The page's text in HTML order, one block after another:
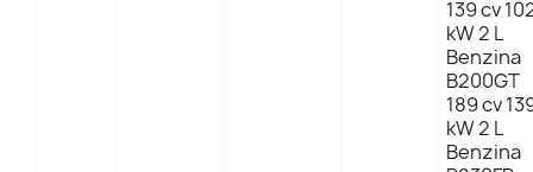
139 cv
kW 2 L
Benzina
B200GT
189 cv
kW 2 L
Benzina